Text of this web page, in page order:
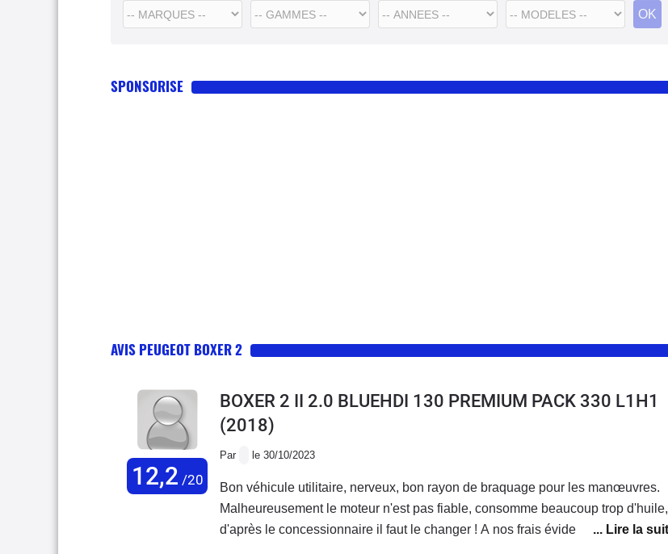
SPONSORISE
AVIS PEUGEOT BOXER 2
12,2 /20
BOXER 2 II 2.0 BLUEHDI 130 PREMIUM PACK 330 L1H1
(2018)
Par le 30/10/2023
Bon véhicule utilitaire, nerveux, bon rayon de braquage pour les manœuvres.
Malheureusement le moteur n'est pas fiable, consomme beaucoup trop d'huile,
d'après le concessionnaire il faut le changer ! A nos frais évidemment...